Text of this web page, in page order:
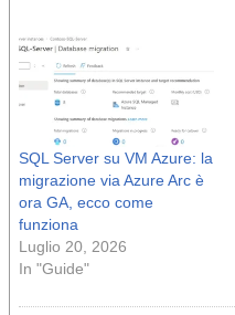
SQL Server su VM Azure: la
migrazione via Azure Arc è
ora GA, ecco come
funziona
Luglio 20, 2026
In "Guide"